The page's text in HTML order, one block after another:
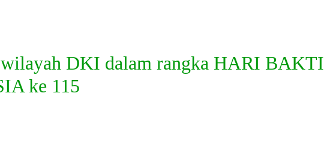
DKI dalam rangka HARI BAKTI
ke 115